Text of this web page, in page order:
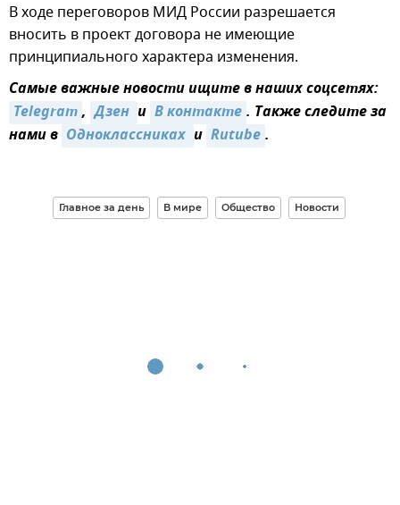
В ходе переговоров МИД России разрешается
вносить в проект договора не имеющие
принципиального характера изменения.
Самые важные новости ищите в наших соцсетях:
Telegram, Дзен и В контакте. Также следите за
нами в Одноклассниках и Rutube.
Главное за день В мире Общество Новости